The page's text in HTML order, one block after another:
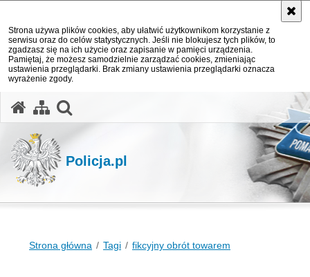
Strona używa plików cookies, aby ułatwić użytkownikom korzystanie z
serwisu oraz do celów statystycznych. Jeśli nie blokujesz tych plików, to
zgadzasz się na ich użycie oraz zapisanie w pamięci urządzenia.
Pamiętaj, że możesz samodzielnie zarządzać cookies, zmieniając
ustawienia przeglądarki. Brak zmiany ustawienia przeglądarki oznacza
wyrażenie zgody.
Policja.pl
Strona główna Tagi fikcyjny obrót towarem